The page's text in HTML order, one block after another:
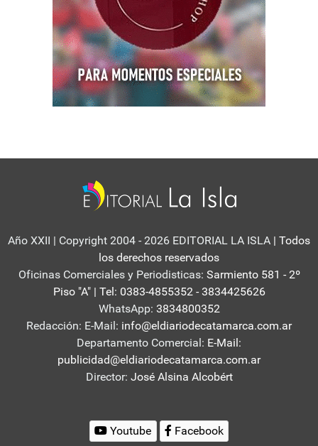
Año XXII | Copyright 2004 - 2026 EDITORIAL LA ISLA | Todos
los derechos reservados
Oficinas Comerciales y Periodisticas: Sarmiento 581 - 2º
Piso "A" | Tel: 0383-4855352 - 3834425626
WhatsApp: 3834800352
Redacción: E-Mail: info@eldiariodecatamarca.com.ar
Departamento Comercial: E-Mail:
publicidad@eldiariodecatamarca.com.ar
Director: José Alsina Alcobért
Youtube Facebook